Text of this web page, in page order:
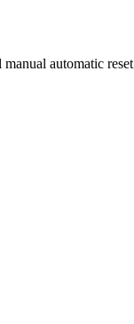
automatic reset